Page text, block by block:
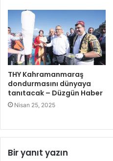
THY Kahramanmaraş
dondurmasını dünyaya
tanıtacak – Düzgün Haber
Nisan 25, 2025
Bir yanıt yazın